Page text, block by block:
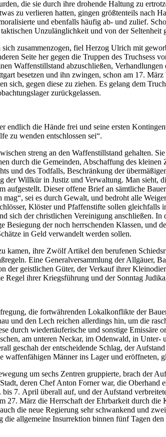
die sie durch ihre drohende Haltung zu
zu verlieren hatten, gingen größtenteils nach
und ebenfalls häufig ab- und zulief.
Unzulänglichkeit und von der
zusammenzogen, fiel Herzog Ulrich mit
Seite her gegen die Truppen des Truchsess
Waffenstillstand abzuschließen,
besetzen und ihn zwingen, schon am 17.
sich, gegen diese zu ziehen. Es gelang dem
zurückgelassen.
endlich die Hände frei und seine ersten
zu wenden entschlossen sei“.
streng an den Waffenstillstand gehalten.
durch die Gemeinden, Abschaffung des
und des Todfalls, Beschränkung der
der Willkür in Justiz und Verwaltung. Man sieht,
aufgestellt. Dieser offene Brief an sämtliche
sei es durch Gewalt, und bedroht alle
Klöster und Pfaffenstifte sollen
sich der christlichen Vereinigung anschließen.
Besiegung der noch herrschenden Klassen, und
in Geld verwandelt werden sollen.
kamen, ihre Zwölf Artikel den berufenen
Eine Generalversammlung der Allgäuer,
der geistlichen Güter, der Verkauf ihrer
ihrer Kriegsführung und der Sonntag
die fortwährenden Lokalkonflikte der
und den Lech reichen allerdings hin, um die
durch wiedertäuferische und sonstige
am unteren Neckar, im Odenwald, in
geschah der entscheidende Schlag, der
waffenfähigen Männer ins Lager und
um sechs Zentren gruppierte, brach der
deren Chef Anton Forner war, die Oberhand
bis 7. April überall auf, und der Aufstand
27. März die Herrschaft der Ehrbarkeit durch
die neue Regierung sehr schwankend und
die allgemeine Insurrektion binnen fünf Tagen